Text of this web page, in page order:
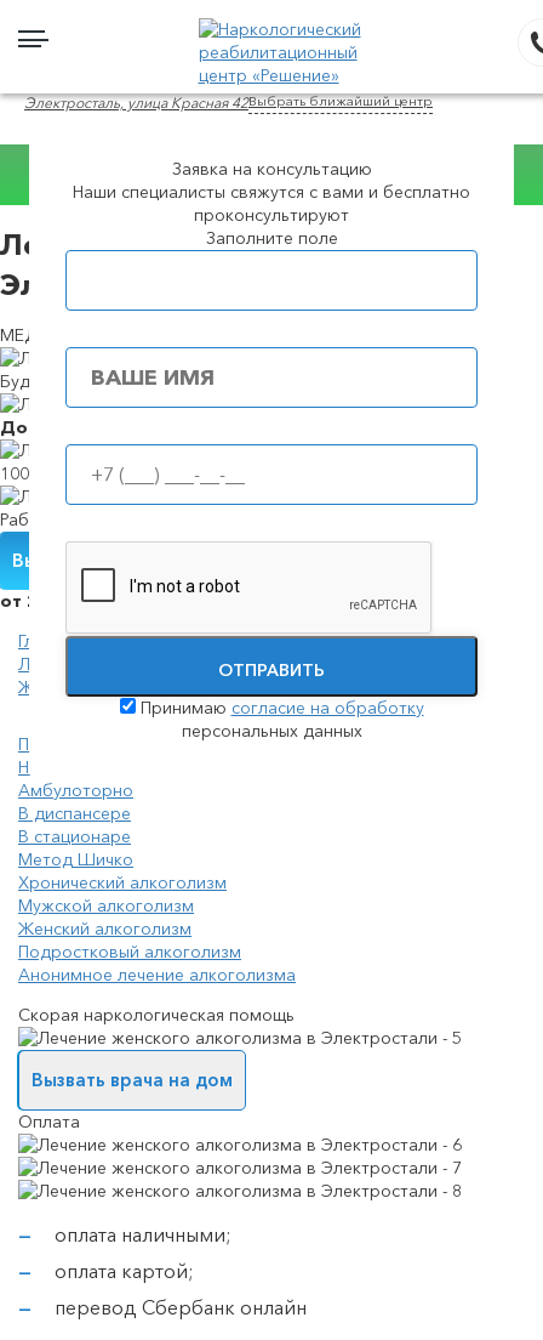
Электросталь, улица Красная 42Выбрать ближайший центр
Консультация WhatsApp
Лечение женского алкоголизма в
Электростали
МЕДИКАМЕНТОЗНЫЕ И ПСИХОТЕРАПЕВТИЧЕСКИЕ СПОСОБЫ
Будем в течение39 минут
Доступные
100% анонимность
Работаем
Вызвать нарколога
от 2000 руб./сутки
Главная
Лечение алкоголизма
Женский алкоголизм
Принудительное лечение алкоголизма (интервенция)
На дому
Амбулоторно
В диспансере
В стационаре
Метод Шичко
Хронический алкоголизм
Мужской алкоголизм
Женский алкоголизм
Подростковый алкоголизм
Анонимное лечение алкоголизма
Скорая наркологическая помощь
Вызвать врача на дом
Оплата
оплата наличными;
оплата картой;
перевод Сбербанк онлайн
Заявка на консультацию
Наши специалисты свяжутся с вами и бесплатно
проконсультируют
Заполните поле
ОТПРАВИТЬ
Принимаю согласие на обработку
персональных данных